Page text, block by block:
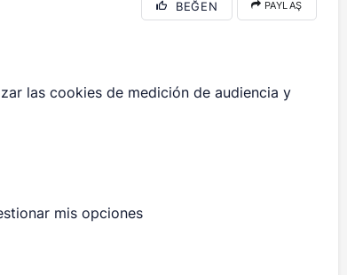
BEĞEN PAYLAŞ
las cookies de medición de audiencia y
mis opciones